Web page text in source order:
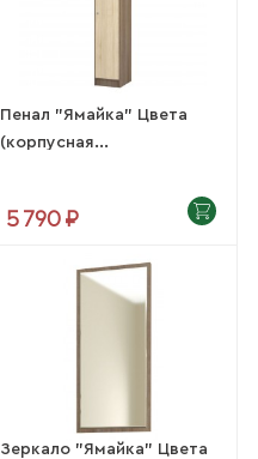
Пенал "Ямайка" Цвета
(корпусная...
5 790 ₽
Зеркало "Ямайка" Цвета